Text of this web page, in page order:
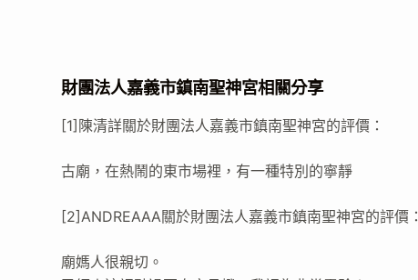
財團法人嘉義市鎮南聖神宮相關分享
[1]陳清詳關於財團法人嘉義市鎮南聖神宮的評價：
古廟，在熱鬧的東市場裡，有一種特別的寧靜
[2]ANDREAAA關於財團法人嘉義市鎮南聖神宮的評價：
廟媽人很親切。